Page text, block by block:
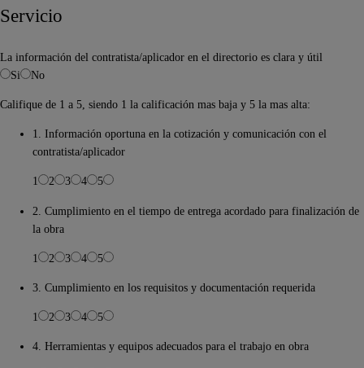
Servicio
La información del contratista/aplicador en el directorio es clara y útil
Si
No
Califique de 1 a 5, siendo 1 la calificación mas baja y 5 la mas alta:
1. Información oportuna en la cotización y comunicación con el
contratista/aplicador
1 2 3 4 5
2. Cumplimiento en el tiempo de entrega acordado para finalización de
la obra
1 2 3 4 5
3. Cumplimiento en los requisitos y documentación requerida
1 2 3 4 5
4. Herramientas y equipos adecuados para el trabajo en obra